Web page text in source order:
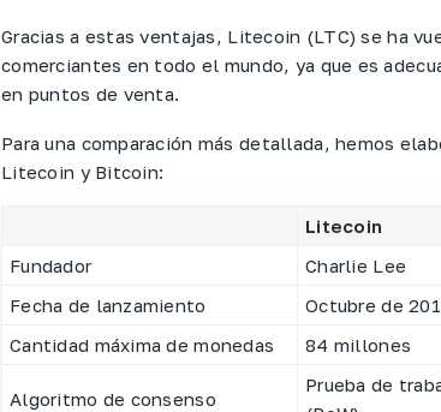
Gracias a estas ventajas, Litecoin (LTC) se ha
comerciantes en todo el mundo, ya que es
en puntos de venta.
Para una comparación más detallada, hemos
Litecoin y Bitcoin:
Litecoin
Fundador
Charlie Lee
Fecha de lanzamiento
Octubre de
Cantidad máxima de monedas
84 millones
Algoritmo de consenso
Prueba de